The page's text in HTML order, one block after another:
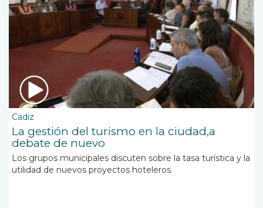
Cadiz
La gestión del turismo en la ciudad,a
debate de nuevo
Los grupos municipales discuten sobre la tasa turística y la
utilidad de nuevos proyectos hoteleros.